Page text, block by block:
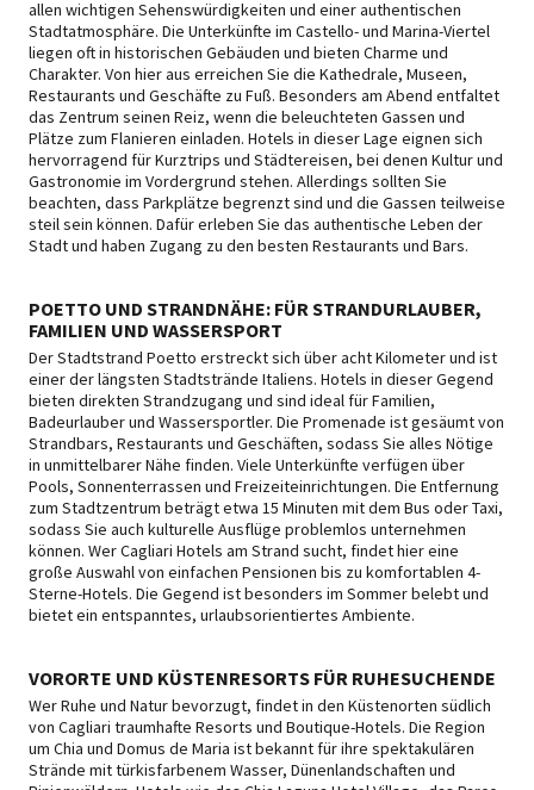
allen wichtigen Sehenswürdigkeiten und einer authentischen
Stadtatmosphäre. Die Unterkünfte im Castello- und Marina-Viertel
liegen oft in historischen Gebäuden und bieten Charme und
Charakter. Von hier aus erreichen Sie die Kathedrale, Museen,
Restaurants und Geschäfte zu Fuß. Besonders am Abend entfaltet
das Zentrum seinen Reiz, wenn die beleuchteten Gassen und
Plätze zum Flanieren einladen. Hotels in dieser Lage eignen sich
hervorragend für Kurztrips und Städtereisen, bei denen Kultur und
Gastronomie im Vordergrund stehen. Allerdings sollten Sie
beachten, dass Parkplätze begrenzt sind und die Gassen teilweise
steil sein können. Dafür erleben Sie das authentische Leben der
Stadt und haben Zugang zu den besten Restaurants und Bars.
POETTO UND STRANDNÄHE: FÜR STRANDURLAUBER,
FAMILIEN UND WASSERSPORT
Der Stadtstrand Poetto erstreckt sich über acht Kilometer und ist
einer der längsten Stadtstrände Italiens. Hotels in dieser Gegend
bieten direkten Strandzugang und sind ideal für Familien,
Badeurlauber und Wassersportler. Die Promenade ist gesäumt von
Strandbars, Restaurants und Geschäften, sodass Sie alles Nötige
in unmittelbarer Nähe finden. Viele Unterkünfte verfügen über
Pools, Sonnenterrassen und Freizeiteinrichtungen. Die Entfernung
zum Stadtzentrum beträgt etwa 15 Minuten mit dem Bus oder Taxi,
sodass Sie auch kulturelle Ausflüge problemlos unternehmen
können. Wer Cagliari Hotels am Strand sucht, findet hier eine
große Auswahl von einfachen Pensionen bis zu komfortablen 4-
Sterne-Hotels. Die Gegend ist besonders im Sommer belebt und
bietet ein entspanntes, urlaubsorientiertes Ambiente.
VORORTE UND KÜSTENRESORTS FÜR RUHESUCHENDE
Wer Ruhe und Natur bevorzugt, findet in den Küstenorten südlich
von Cagliari traumhafte Resorts und Boutique-Hotels. Die Region
um Chia und Domus de Maria ist bekannt für ihre spektakulären
Strände mit türkisfarbenem Wasser, Dünenlandschaften und